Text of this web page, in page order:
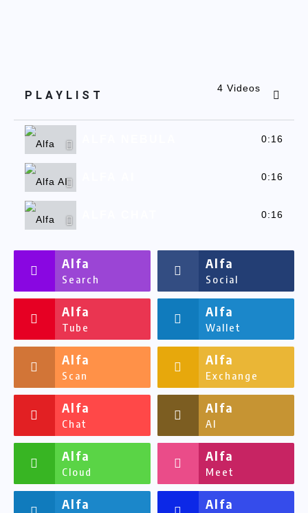
PLAYLIST
4 Videos
0:16
0:16
0:16
ALFASSA 0:16
Alfa
Search
Alfa
Social
Alfa
Tube
Alfa
Wallet
Alfa
Scan
Alfa
Exchange
Alfa
Chat
Alfa
AI
Alfa
Cloud
Alfa
Meet
Alfa Alfa